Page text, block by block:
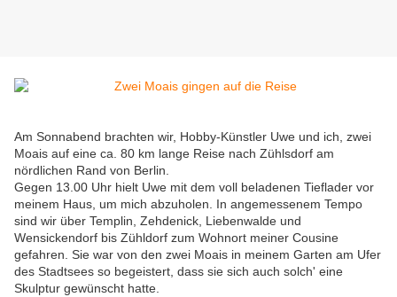
Am Sonnabend brachten wir, Hobby-Künstler Uwe und ich, zwei
Moais auf eine ca. 80 km lange Reise nach Zühlsdorf am
nördlichen Rand von Berlin.
Gegen 13.00 Uhr hielt Uwe mit dem voll beladenen Tieflader vor
meinem Haus, um mich abzuholen. In angemessenem Tempo
sind wir über Templin, Zehdenick, Liebenwalde und
Wensickendorf bis Zühldorf zum Wohnort meiner Cousine
gefahren. Sie war von den zwei Moais in meinem Garten am Ufer
des Stadtsees so begeistert, dass sie sich auch solch' eine
Skulptur gewünscht hatte.